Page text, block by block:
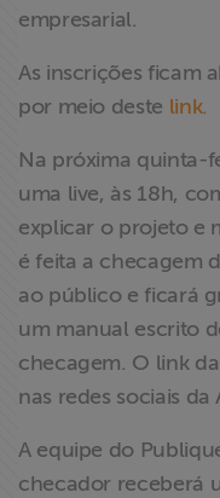
empresarial.
As inscrições ficam
por meio deste link.
Na próxima quinta-
uma live, às 18h,
explicar o projeto e
é feita a checagem
ao público e ficará
um manual escrito
checagem. O link
nas redes sociais da
A equipe do
checador receberá